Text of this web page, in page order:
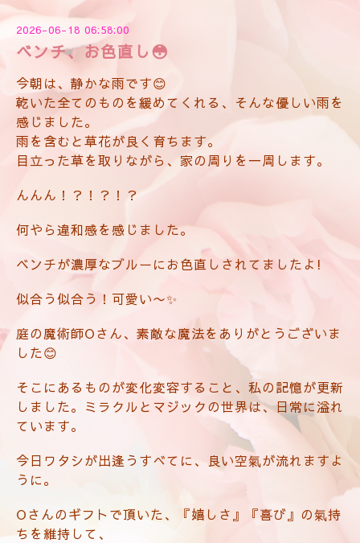
2026-06-18 06:58:00
ベンチ、お色直し😳
今朝は、静かな雨です😊
乾いた全てのものを緩めてくれる、そんな優しい雨を
感じました。
雨を含むと草花が良く育ちます。
目立った草を取りながら、家の周りを一周します。
んんん！？！？！？
何やら違和感を感じました。
ベンチが濃厚なブルーにお色直しされてましたよ!
似合う似合う！可愛い〜✨
庭の魔術師Oさん、素敵な魔法をありがとうございま
した😊
そこにあるものが変化変容すること、私の記憶が更新
しました。ミラクルとマジックの世界は、日常に溢れ
ています。
今日ワタシが出逢うすべてに、良い空氣が流れますよ
うに。
Oさんのギフトで頂いた、『嬉しさ』『喜び』の氣持
ちを維持して、